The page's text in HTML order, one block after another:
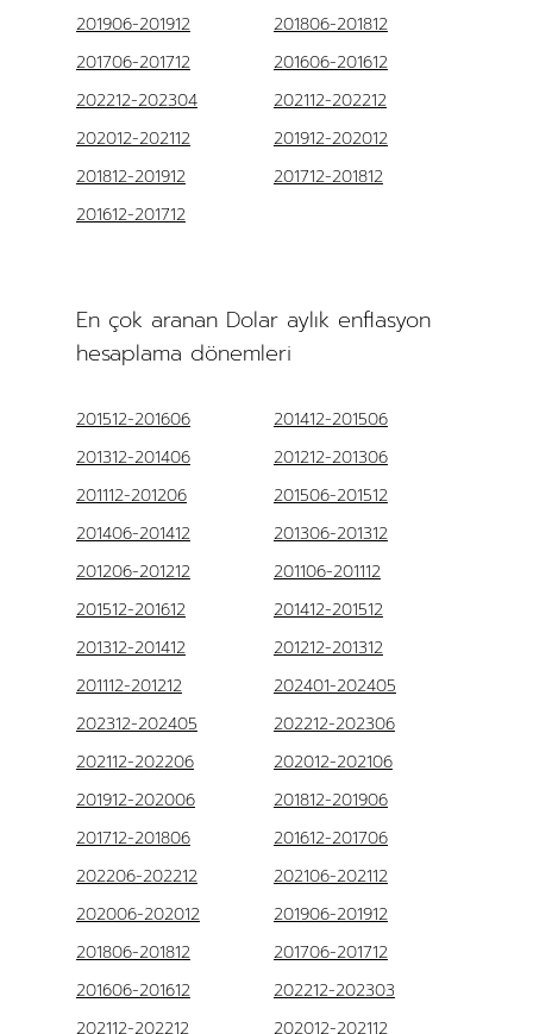
201906-201912
201806-201812
201706-201712
201606-201612
202212-202304
202112-202212
202012-202112
201912-202012
201812-201912
201712-201812
201612-201712
En çok aranan Dolar aylık enflasyon
hesaplama dönemleri
201512-201606
201412-201506
201312-201406
201212-201306
201112-201206
201506-201512
201406-201412
201306-201312
201206-201212
201106-201112
201512-201612
201412-201512
201312-201412
201212-201312
201112-201212
202401-202405
202312-202405
202212-202306
202112-202206
202012-202106
201912-202006
201812-201906
201712-201806
201612-201706
202206-202212
202106-202112
202006-202012
201906-201912
201806-201812
201706-201712
201606-201612
202212-202303
202112-202212
202012-202112